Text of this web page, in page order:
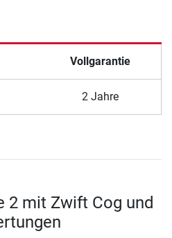
Vollgarantie
2 Jahre
2 mit Zwift Cog und